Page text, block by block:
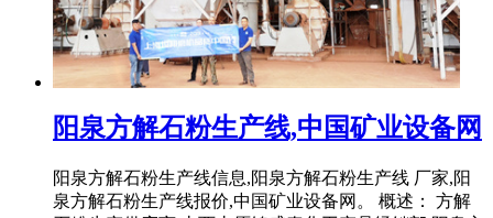
阳泉方解石粉生产线,中国矿业设备网
阳泉方解石粉生产线信息,阳泉方解石粉生产线 厂家,阳
泉方解石粉生产线报价,中国矿业设备网。 概述： 方解